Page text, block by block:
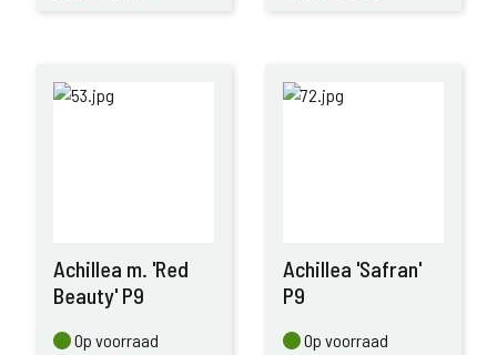
Achillea m. 'Red
Beauty' P9
Op voorraad
Op voorraad
Achillea 'Safran'
P9
Op voorraad
Op voorraad